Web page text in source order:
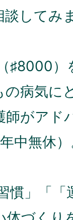
談してみ
♯8000
病気に
師がアド
中無休
慣」「